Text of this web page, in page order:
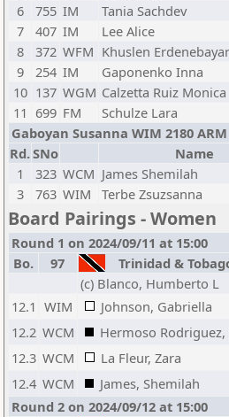
6
755 IM Tania Sachdev
7
407 IM Lee Alice
8
372 WFM Khuslen Erdenebayar
9
254 IM Gaponenko Inna
10 137 WGM Calzetta Ruiz Monica
11 699 FM Schulze Lara
Gaboyan Susanna WIM 2180 ARM
Rd.SNo Name
1
323 WCM James Shemilah
3
763 WIM Terbe Zsuzsanna
Board Pairings - Women
Round 1 on 2024/09/11 at 15:00
Bo.
97 Trinidad &
(c) Blanco, Humberto L
12.1 WIM Johnson, Gabriella
12.2 WCM Hermoso Rodriguez,
12.3 WCM La Fleur, Zara
12.4 WCM James, Shemilah
Round 2 on 2024/09/12 at 15:00